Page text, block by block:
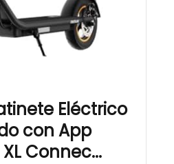
Eléctrico
con App
Connec...